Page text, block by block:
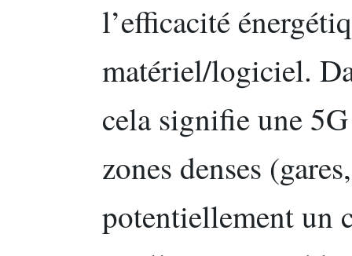
l’efficacité
matériel/logiciel.
cela signifie une
zones denses
potentiellement un